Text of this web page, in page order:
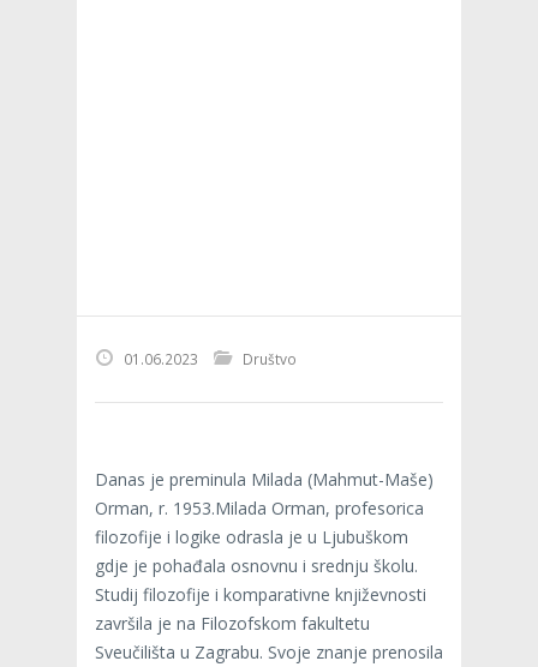
01.06.2023 Društvo
Danas je preminula Milada (Mahmut-Maše)
Orman, r. 1953.Milada Orman, profesorica
filozofije i logike odrasla je u Ljubuškom
gdje je pohađala osnovnu i srednju školu.
Studij filozofije i komparativne književnosti
završila je na Filozofskom fakultetu
Sveučilišta u Zagrabu. Svoje znanje prenosila